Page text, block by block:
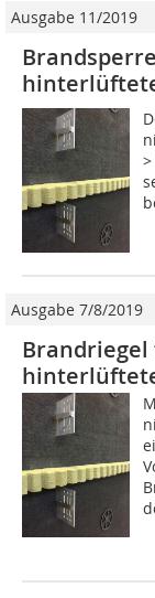
Ausgabe 11/2019
Ausgabe 7/8/2019